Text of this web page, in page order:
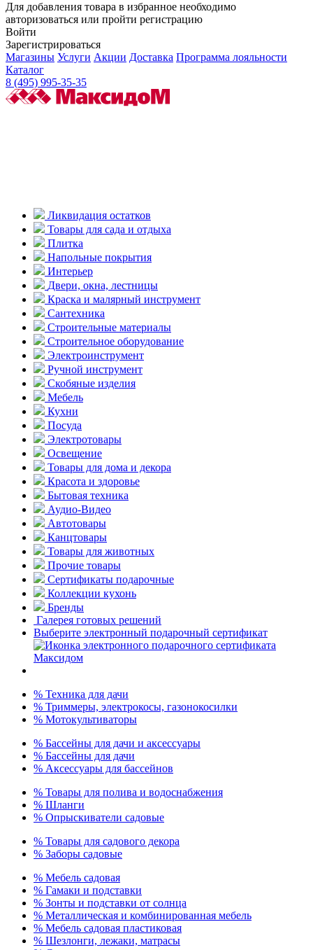
Для добавления товара в избранное необходимо
авторизоваться или пройти регистрацию
Войти
Зарегистрироваться
Магазины Услуги Акции Доставка Программа лояльности
Каталог
8 (495) 995-35-35
Ликвидация остатков
Товары для сада и отдыха
Плитка
Напольные покрытия
Интерьер
Двери, окна, лестницы
Краска и малярный инструмент
Сантехника
Строительные материалы
Строительное оборудование
Электроинструмент
Ручной инструмент
Скобяные изделия
Мебель
Кухни
Посуда
Электротовары
Освещение
Товары для дома и декора
Красота и здоровье
Бытовая техника
Аудио-Видео
Автотовары
Канцтовары
Товары для животных
Прочие товары
Сертификаты подарочные
Коллекции кухонь
Бренды
Галерея готовых решений
Выберите электронный подарочный сертификат
% Техника для дачи
% Триммеры, электрокосы, газонокосилки
% Мотокультиваторы
% Бассейны для дачи и аксессуары
% Бассейны для дачи
% Аксессуары для бассейнов
% Товары для полива и водоснабжения
% Шланги
% Опрыскиватели садовые
% Товары для садового декора
% Заборы садовые
% Мебель садовая
% Гамаки и подставки
% Зонты и подставки от солнца
% Металлическая и комбинированная мебель
% Мебель садовая пластиковая
% Шезлонги, лежаки, матрасы